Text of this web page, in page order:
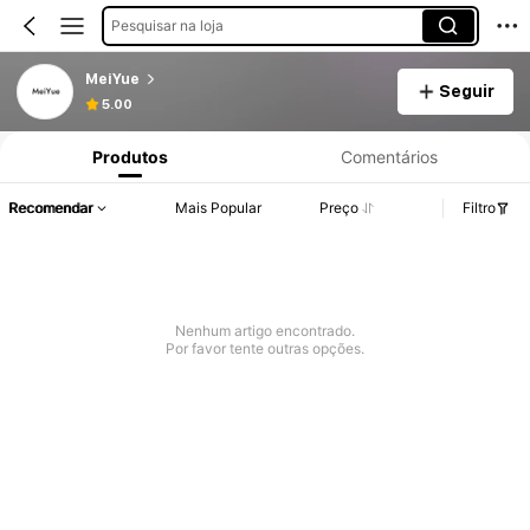
Pesquisar na loja
MeiYue
5.00
Seguir
Produtos Comentários
Recomendar Mais Popular Preço Filtro
Nenhum artigo encontrado.
Por favor tente outras opções.